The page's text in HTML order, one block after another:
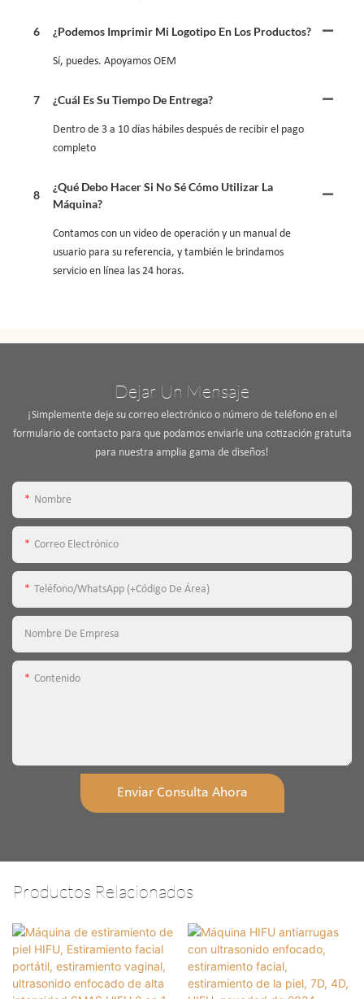
6 ¿Podemos Imprimir Mi Logotipo En Los Productos?
Sí, puedes. Apoyamos OEM
7 ¿Cuál Es Su Tiempo De Entrega?
Dentro de 3 a 10 días hábiles después de recibir el pago
completo
8
¿Qué Debo Hacer Si No Sé Cómo Utilizar La
Máquina?
Contamos con un video de operación y un manual de
usuario para su referencia, y también le brindamos
servicio en línea las 24 horas.
Dejar Un Mensaje
¡Simplemente deje su correo electrónico o número de teléfono en el
formulario de contacto para que podamos enviarle una cotización gratuita
para nuestra amplia gama de diseños!
Nombre
Correo Electrónico
Teléfono/WhatsApp (+código De Área)
Nombre De Empresa
Contenido
Enviar Consulta Ahora
Productos Relacionados